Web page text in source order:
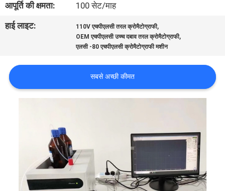
संपर्क
करें
एक
उद्धरण
साइटमैप
आपूर्ति की क्षमता:
100 सेट/माह
हाई लाइट:
110V एचपीएलसी तरल क्रोमैटोग्राफी,
OEM एचपीएलसी उच्च दबाव तरल क्रोमैटोग्राफी,
एलसी -80 एचपीएलसी क्रोमैटोग्राफी मशीन
सबसे अच्छी कीमत